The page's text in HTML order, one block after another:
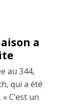
a
au 344,
qui a été
C’est un